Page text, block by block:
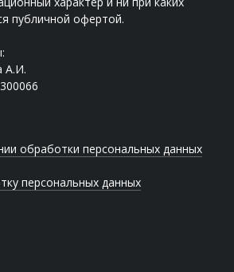
публичной офертой.
А.И.
обработки персональных данных
персональных данных